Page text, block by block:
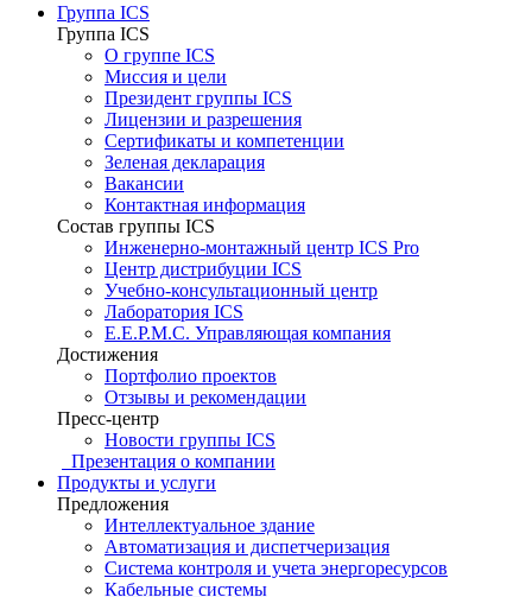
Группа ICS
Группа ICS
О группе ICS
Миссия и цели
Президент группы ICS
Лицензии и разрешения
Сертификаты и компетенции
Зеленая декларация
Вакансии
Контактная информация
Состав группы ICS
Инженерно-монтажный центр ICS Pro
Центр дистрибуции ICS
Учебно-консультационный центр
Лаборатория ICS
E.E.P.M.C. Управляющая компания
Достижения
Портфолио проектов
Отзывы и рекомендации
Пресс-центр
Новости группы ICS
Презентация о компании
Продукты и услуги
Предложения
Интеллектуальное здание
Автоматизация и диспетчеризация
Система контроля и учета энергоресурсов
Кабельные системы